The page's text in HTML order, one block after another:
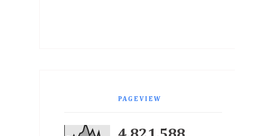
PAGEVIEW